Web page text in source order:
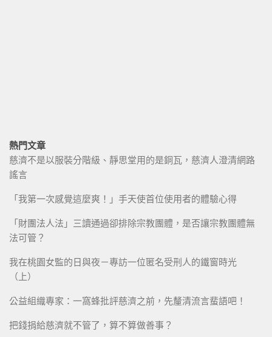
熱門文章
慈濟不是以服裝分階級、靜思堂用的是銅瓦，慈濟人澄清網路
謠言
「我第一次感覺這麼爽！」手天使首位使用者的體驗心得
「財團法人法」三讀通過卻排除宗教團體，是否讓宗教團體無
法可管？
我在桃園女監的日與夜－專訪一位匿名受刑人的鐵窗時光
（上）
公益組織專家：一窩蜂批評慈濟之前，先釐清流言蜚語吧！
把錢捐給慈濟就不管了，算不算做善事？